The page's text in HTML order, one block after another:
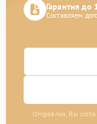
Гарантия до
Составляем
Отправляя, Вы